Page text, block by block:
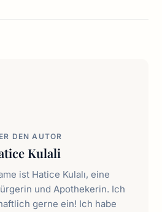
DEN AUTOR
Kulali
ist Hatice Kulalı, eine
und Apothekerin. Ich
gerne ein! Ich habe